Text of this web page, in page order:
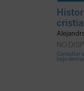
NO
Consultar
bajo